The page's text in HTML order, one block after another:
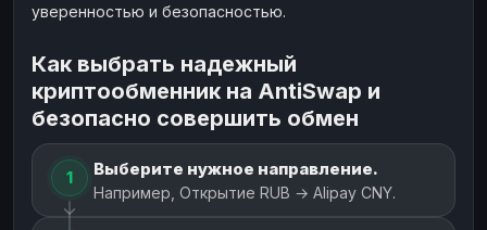
уверенностью и безопасностью.
Как выбрать надежный
криптообменник на AntiSwap и
безопасно совершить обмен
1 Выберите нужное направление.
Например, Открытие RUB → Alipay CNY.